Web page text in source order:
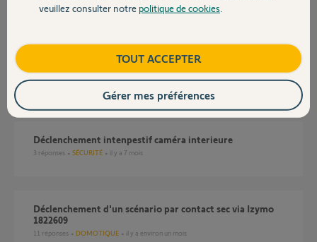
Contact
ONE+ autonome
6réponses SÉCURITÉ il y a 7 mois
Déclenchement intenpestif caméra interieure
3 réponses SÉCURITÉ il y a 7 mois
Déclenchement d'un scénario par contact sec via Izymo
1822609
11 réponses DOMOTIQUE il y a environ un mois
veuillez consulter notre politique de cookies
TOUT ACCEPTER
Gérer mes préférences